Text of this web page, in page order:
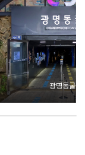
광명동굴